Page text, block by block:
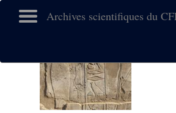
Archives scientifiques du